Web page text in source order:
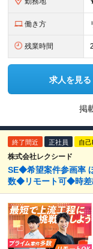
働き方
残業時間
求人を見る
掲
終了間近 正社員 自
株式会社レクシード
SE◆希望案件参画率
数◆リモート可◆時差